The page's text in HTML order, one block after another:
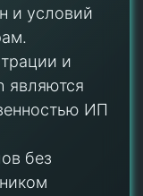
и условий
и
являются
ИП
без